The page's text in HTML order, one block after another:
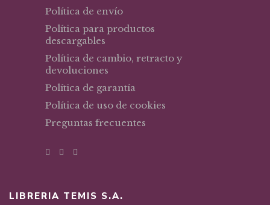
Política de envío
Política para productos
descargables
Política de cambio, retracto y
devoluciones
Política de garantía
Política de uso de cookies
Preguntas frecuentes
LIBRERIA TEMIS S.A.